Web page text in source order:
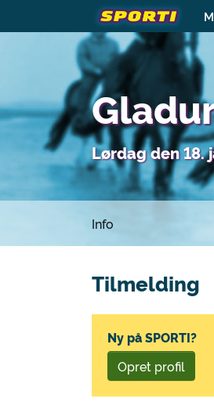
Lørdag den 18.
Info
Tilmelding
Ny på SPORTI?
Opret profil